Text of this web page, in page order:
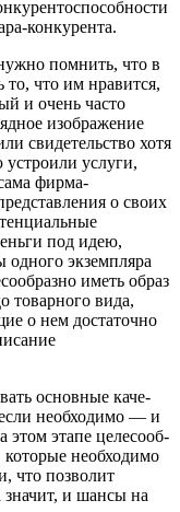
конкурента.
помнить, что в
что им нравит­ся,
и очень часто
изображение
свидетельство хотя
услуги,
фирма-
о своих
под идею,
одного экземпляра
иметь образ
товарного вида,
о нем достаточно
основные каче­
необходимо — и
этом этапе целесооб­
которые необходимо
что позволит
и шансы на